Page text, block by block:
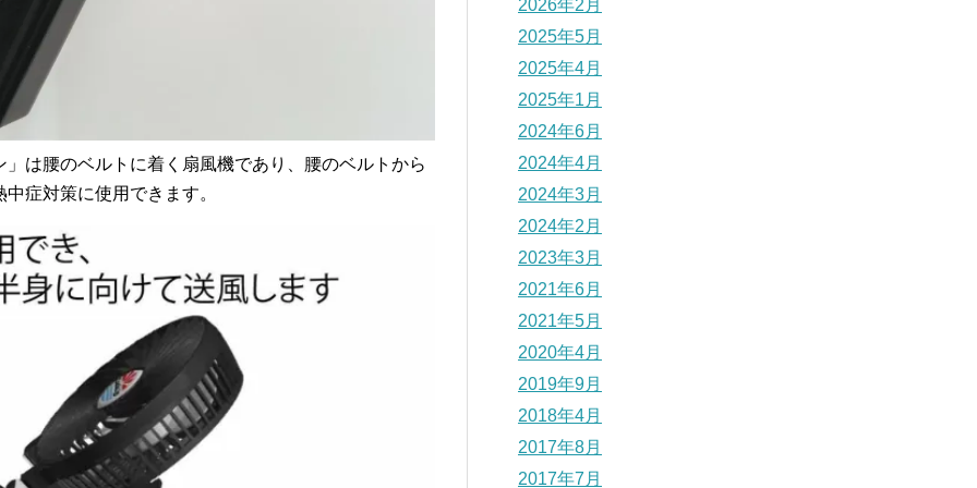
は腰のベルトに着く扇風機であり、腰のベルトから
症対策に使用できます。
2026年2月
2025年5月
2025年4月
2025年1月
2024年6月
2024年4月
2024年3月
2024年2月
2023年3月
2021年6月
2021年5月
2020年4月
2019年9月
2018年4月
2017年8月
2017年7月